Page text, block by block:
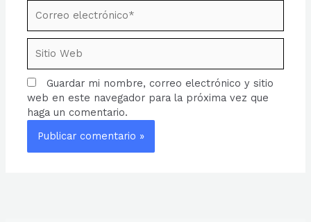
electrónico*
Web
Guardar mi nombre, correo electrónico y sitio
web en este navegador para la próxima vez que
haga un comentario.